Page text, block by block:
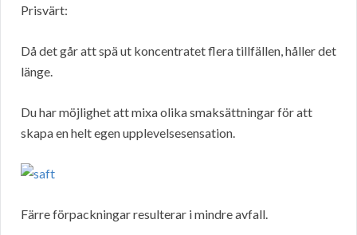
Prisvärt:
Då det går att spä ut koncentratet flera tillfällen, håller det
länge.
Du har möjlighet att mixa olika smaksättningar för att
skapa en helt egen upplevelsesensation.
Färre förpackningar resulterar i mindre avfall.